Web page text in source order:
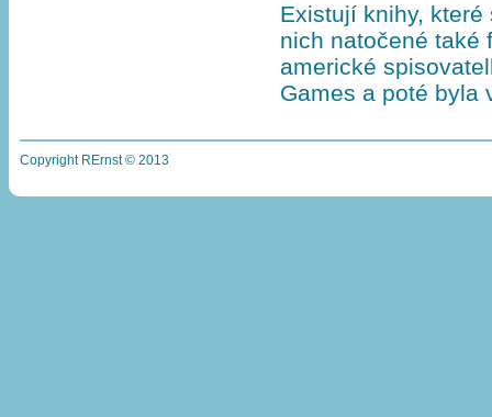
Existují knihy,
nich natočené také
americké
Games a poté
Copyright RErnst © 2013